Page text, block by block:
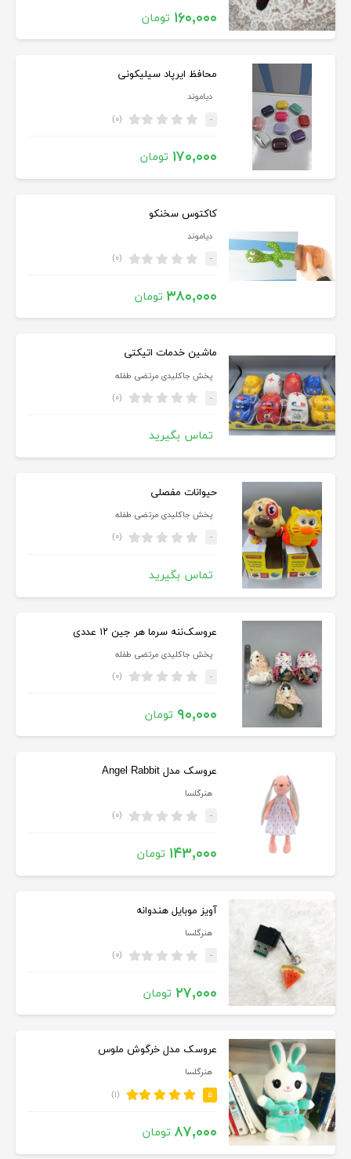
۱۶۰,۰۰۰ تومان
محافظ ایرپاد سیلیکونی
دیاموند
- (۰)
۱۷۰,۰۰۰ تومان
کاکتوس سخنکو
دیاموند
- (۰)
۳۸۰,۰۰۰ تومان
ماشین خدمات اتیکتی
پخش جاکلیدی مرتضی طفله
- (۰)
تماس بگیرید
حیوانات مفصلی
پخش جاکلیدی مرتضی طفله
- (۰)
تماس بگیرید
عروسک‌ننه سرما هر جین ۱۲ عددی
پخش جاکلیدی مرتضی طفله
- (۰)
۹۰,۰۰۰ تومان
عروسک مدل Angel Rabbit
هنرگلسا
- (۰)
۱۴۳,۰۰۰ تومان
آویز موبایل هندوانه
هنرگلسا
- (۰)
۲۷,۰۰۰ تومان
عروسک مدل خرگوش ملوس
هنرگلسا
۵ (۱)
۸۷,۰۰۰ تومان